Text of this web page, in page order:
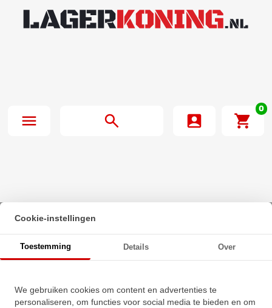
0
Beginpagina· INA Lagerblok Rond RFE40 XL (40mm)
Cookie-instellingen
Toestemming Details Over
We gebruiken cookies om content en advertenties te
personaliseren, om functies voor social media te bieden en om
(40mm)